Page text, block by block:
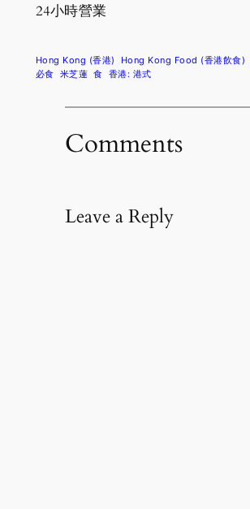
24小時營業
Hong Kong (香港) Hong Kong Food (香港飲食)
必食 米芝蓮 食 香港: 港式
Comments
Leave a Reply